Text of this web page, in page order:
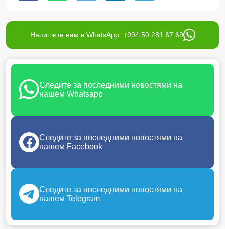
Напишите нам в WhatsApp: +994 50 281 67 69
Следите за последними новостями на
нашем Whatsapp
Следите за последними новостями на
нашем Facebook
Следите за последними новостями на
нашем Telegram